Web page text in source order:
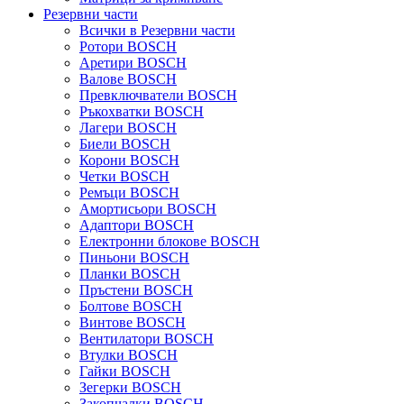
Резервни части
Всички в Резервни части
Ротори BOSCH
Аретири BOSCH
Валове BOSCH
Превключватели BOSCH
Ръкохватки BOSCH
Лагери BOSCH
Биели BOSCH
Корони BOSCH
Четки BOSCH
Ремъци BOSCH
Амортисьори BOSCH
Адаптори BOSCH
Електронни блокове BOSCH
Пиньони BOSCH
Планки BOSCH
Пръстени BOSCH
Болтове BOSCH
Винтове BOSCH
Вентилатори BOSCH
Втулки BOSCH
Гайки BOSCH
Зегерки BOSCH